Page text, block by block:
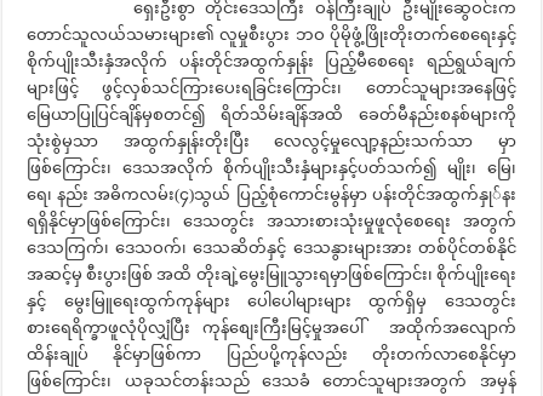
ရှေးဦးစွာ တိုင်းဒေသကြီး ဝန်ကြီးချုပ် ဦးမျိုးဆွေဝင်းက
တောင်သူလယ်သမားများ၏ လူမှုစီးပွား ဘဝ ပိုမိုဖွံ့ဖြိုးတိုးတက်စေရေးနှင့်
စိုက်ပျိုးသီးနှံအလိုက် ပန်းတိုင်အထွက်နှုန်း ပြည့်မီစေရေး ရည်ရွယ်ချက်
များဖြင့် ဖွင့်လှစ်သင်ကြားပေးရခြင်းကြောင်း၊ တောင်သူများအနေဖြင့်
မြေယာပြုပြင်ချိန်မှစတင်၍ ရိတ်သိမ်းချိန်အထိ ခေတ်မီနည်းစနစ်များကို
သုံးစွဲမှသာ အထွက်နှုန်းတိုးပြီး လေလွင့်မှုလျော့နည်းသက်သာ မှာ
ဖြစ်ကြောင်း၊ ဒေသအလိုက် စိုက်ပျိုးသီးနှံများနှင့်ပတ်သက်၍ မျိုး၊ မြေ၊
ရေ၊ နည်း အဓိကလမ်း(၄)သွယ် ပြည့်စုံကောင်းမွန်မှာ ပန်းတိုင်အထွက်နှု်နး
ရရှိနိုင်မှာဖြစ်ကြောင်း၊ ဒေသတွင်း အသားစားသုံးမှုဖူလုံစေရေး အတွက်
ဒေသကြက်၊ ဒေသဝက်၊ ဒေသဆိတ်နှင့် ဒေသနွားများအား တစ်ပိုင်တစ်နိုင်
အဆင့်မှ စီးပွားဖြစ် အထိ တိုးချဲ့မွေးမြူသွားရမှာဖြစ်ကြောင်း၊ စိုက်ပျိုးရေး
နှင့် မွေးမြူရေးထွက်ကုန်များ ပေါပေါများများ ထွက်ရှိမှ ဒေသတွင်း
စားရေရိက္ခာဖူလုံပိုလျှံပြီး ကုန်စျေးကြီးမြင့်မှုအပေါ် အထိုက်အလျောက်
ထိန်းချုပ် နိုင်မှာဖြစ်ကာ ပြည်ပပို့ကုန်လည်း တိုးတက်လာစေနိုင်မှာ
ဖြစ်ကြောင်း၊ ယခုသင်တန်းသည် ဒေသခံ တောင်သူများအတွက် အမှန်